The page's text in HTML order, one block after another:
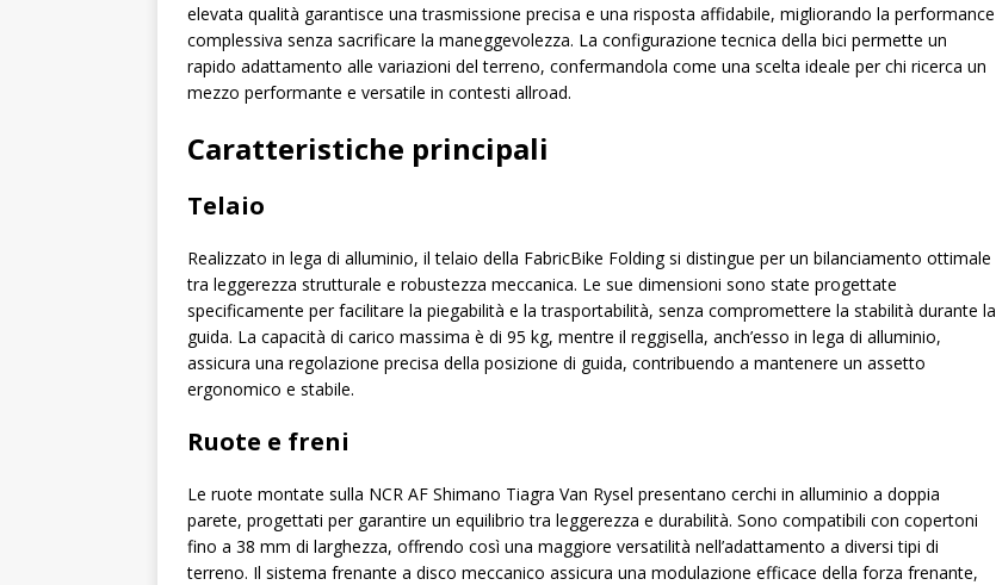
elevata qualità garantisce una trasmissione precisa e una risposta affidabile, migliorando la performance
complessiva senza sacrificare la maneggevolezza. La configurazione tecnica della bici permette un
rapido adattamento alle variazioni del terreno, confermandola come una scelta ideale per chi ricerca un
mezzo performante e versatile in contesti allroad.
Caratteristiche principali
Telaio
Realizzato in lega di alluminio, il telaio della FabricBike Folding si distingue per un bilanciamento ottimale
tra leggerezza strutturale e robustezza meccanica. Le sue dimensioni sono state progettate
specificamente per facilitare la piegabilità e la trasportabilità, senza compromettere la stabilità durante la
guida. La capacità di carico massima è di 95 kg, mentre il reggisella, anch’esso in lega di alluminio,
assicura una regolazione precisa della posizione di guida, contribuendo a mantenere un assetto
ergonomico e stabile.
Ruote e freni
Le ruote montate sulla NCR AF Shimano Tiagra Van Rysel presentano cerchi in alluminio a doppia
parete, progettati per garantire un equilibrio tra leggerezza e durabilità. Sono compatibili con copertoni
fino a 38 mm di larghezza, offrendo così una maggiore versatilità nell’adattamento a diversi tipi di
terreno. Il sistema frenante a disco meccanico assicura una modulazione efficace della forza frenante,